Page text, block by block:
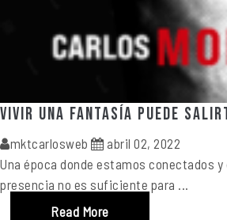
Vivir una fantasía puede
mktcarlosweb
abril 02, 2022
Una época donde estamos conectados
presencia no es suficiente para ...
Read More